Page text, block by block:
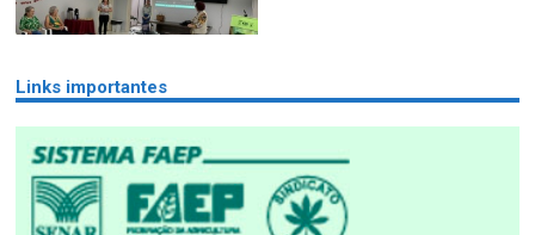
Links importantes